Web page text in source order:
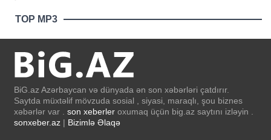
TOP MP3
BiG.az Azərbaycan və dünyada ən son xəbərləri çatdırır.
Saytda müxtəlif mövzuda sosial , siyasi, maraqlı, şou biznes
xəbərlər var . son xeberler oxumaq üçün big.az saytını izləyin .
sonxeber.az | Bizimlə Əlaqə